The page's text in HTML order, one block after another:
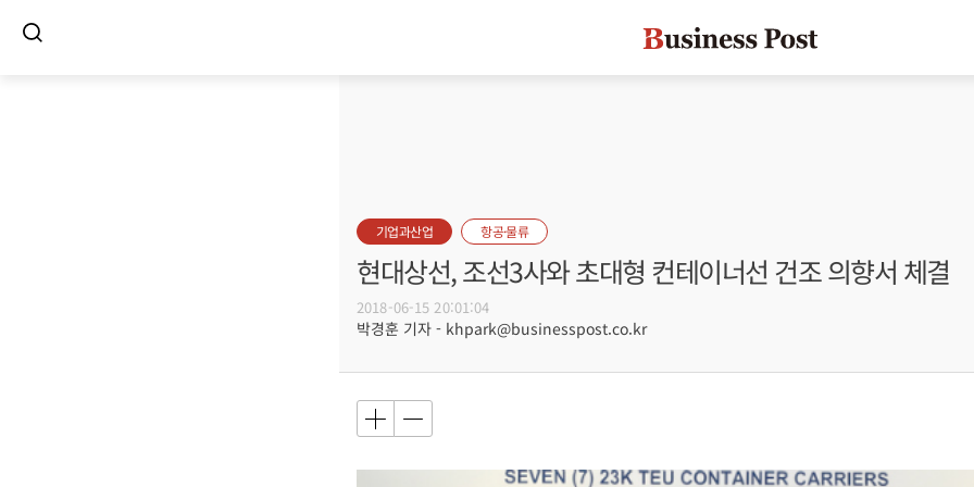
기업과산업 항공·물류
현대상선, 조선3사와 초대형 컨테이너선 건조 의향서 체결
2018-06-15 20:01:04
박경훈 기자 - khpark@businesspost.co.kr